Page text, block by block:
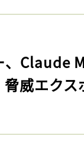
、Claude
威エク